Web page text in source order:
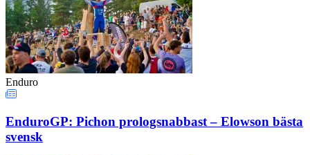
Enduro
EnduroGP: Pichon prologsnabbast – Elowson bästa
svensk